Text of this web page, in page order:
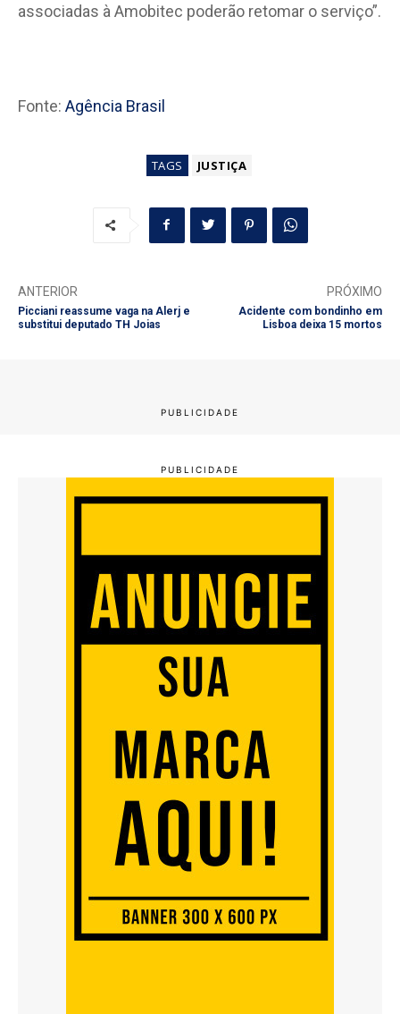
associadas à Amobitec poderão retomar o serviço”.
Fonte: Agência Brasil
TAGS JUSTIÇA
ANTERIOR
Picciani reassume vaga na Alerj e
substitui deputado TH Joias
PRÓXIMO
Acidente com bondinho em
Lisboa deixa 15 mortos